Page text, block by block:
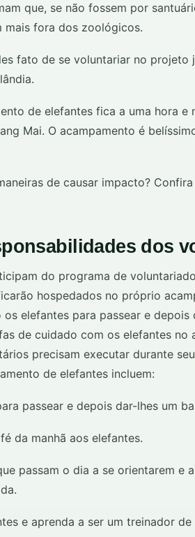
que, se não fossem por
mais fora dos zoológicos.
fato de se voluntariar no projeto
de elefantes fica a uma hora e
Mai. O acampamento é
de causar impacto?
dos
do programa de
hospedados no próprio
elefantes para passear e
de cuidado com os elefantes no
precisam executar durante
de elefantes incluem:
passear e depois dar-lhes um
da manhã aos elefantes.
passam o dia a se orientarem e
e aprenda a ser um treinador de